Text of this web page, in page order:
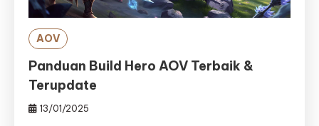
AOV
Panduan Build Hero AOV Terbaik &
Terupdate
13/01/2025